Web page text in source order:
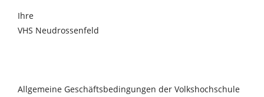
Ihre
VHS Neudrossenfeld
Allgemeine Geschäftsbedingungen der Volkshochschule